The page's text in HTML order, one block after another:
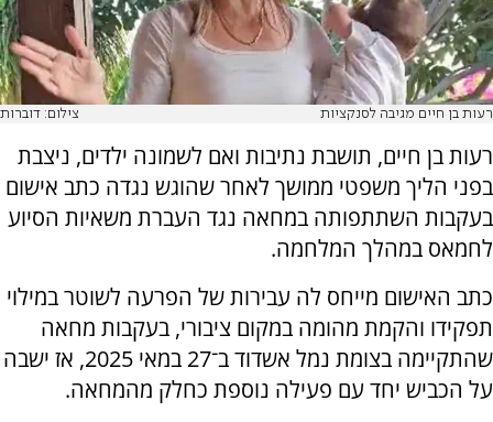
רעות בן חיים מגיבה לסנקציות צילום: דוברות
רעות בן חיים, תושבת נתיבות ואם לשמונה ילדים, ניצבת
בפני הליך משפטי ממושך לאחר שהוגש נגדה כתב אישום
בעקבות השתתפותה במחאה נגד העברת משאיות הסיוע
לחמאס במהלך המלחמה.
כתב האישום מייחס לה עבירות של הפרעה לשוטר במילוי
תפקידו והקמת מהומה במקום ציבורי, בעקבות מחאה
שהתקיימה בצומת נמל אשדוד ב־27 במאי 2025, אז ישבה
על הכביש יחד עם פעילה נוספת כחלק מהמחאה.